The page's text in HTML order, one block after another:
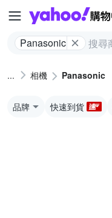
Panasonic
相機 Panasonic
品牌 快速到貨